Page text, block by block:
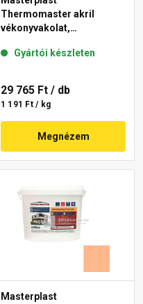
Thermomaster akril
vékonyvakolat,
10-D 25 kg
Gyártói készleten
29 765 Ft / db
1 191 Ft / kg
Megnézem
Masterplast